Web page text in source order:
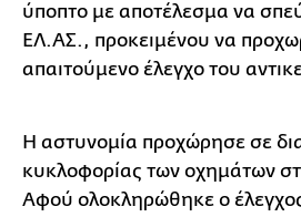
ύποπτο με αποτέλεσμα να
ΕΛ.ΑΣ., προκειμένου να
απαιτούμενο έλεγχο του
Η αστυνομία προχώρησε σε
κυκλοφορίας των οχημάτων
Αφού ολοκληρώθηκε ο